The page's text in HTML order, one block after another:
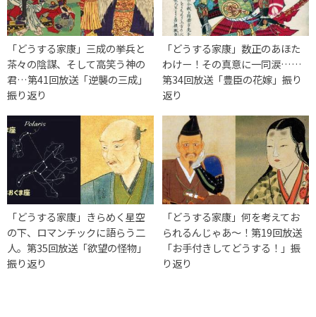
「どうする家康」三成の挙兵と
茶々の陰謀、そして高笑う神の
君…第41回放送「逆襲の三成」
振り返り
「どうする家康」数正のあほた
わけー！その真意に一同涙……
第34回放送「豊臣の花嫁」振り
返り
「どうする家康」きらめく星空
の下、ロマンチックに語らう二
人。第35回放送「欲望の怪物」
振り返り
「どうする家康」何を考えてお
られるんじゃあ～！第19回放送
「お手付きしてどうする！」振
り返り